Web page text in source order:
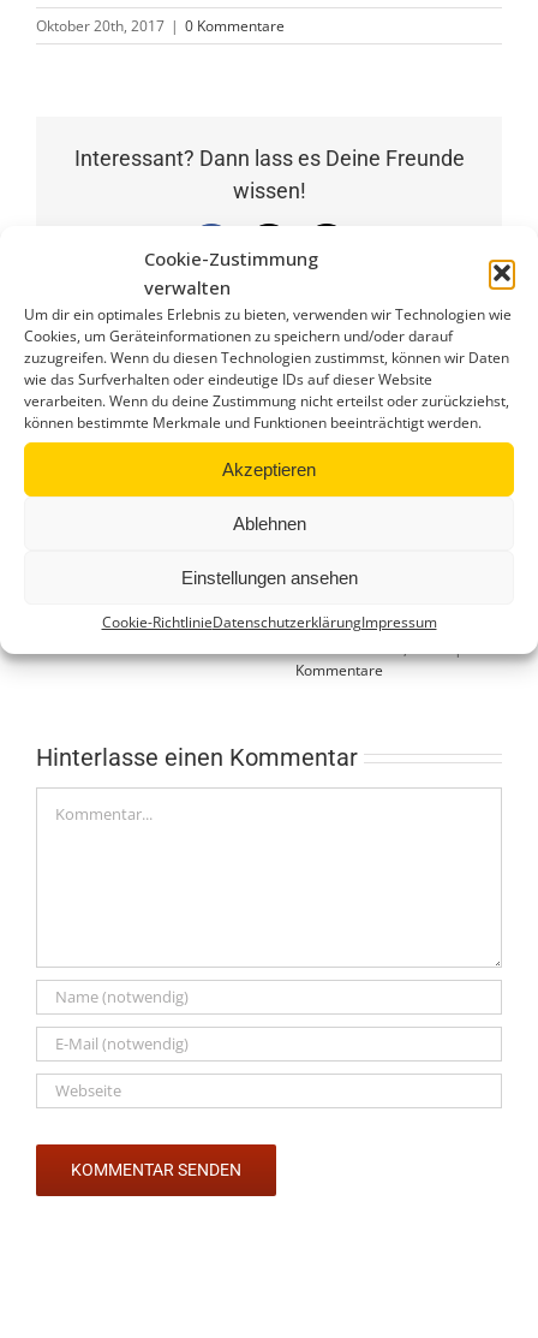
Cookie-Zustimmung
verwalten
Um dir ein optimales Erlebnis zu bieten, verwenden wir Technologien wie
Cookies, um Geräteinformationen zu speichern und/oder darauf
zuzugreifen. Wenn du diesen Technologien zustimmst, können wir Daten
wie das Surfverhalten oder eindeutige IDs auf dieser Website
verarbeiten. Wenn du deine Zustimmung nicht erteilst oder zurückziehst,
können bestimmte Merkmale und Funktionen beeinträchtigt werden.
Akzeptieren
Ablehnen
Einstellungen ansehen
Cookie-RichtlinieDatenschutzerklärungImpressum
Oktober 20th, 2017 | 0 Kommentare
Interessant? Dann lass es Deine Freunde
wissen!
Facebook
X
Ähnliche Beiträge
Februar 27th, 2023 | 0
Weihnachtsrezept
Kommentare
Hinterlasse einen Kommentar